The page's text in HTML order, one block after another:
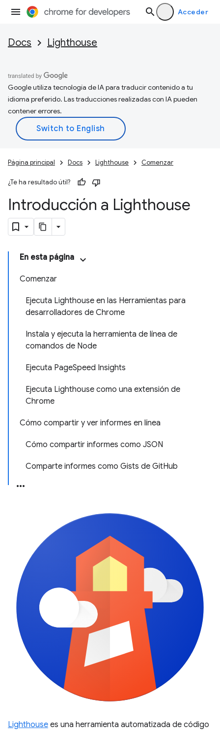
Acceder
Docs Lighthouse
Google utiliza tecnología de IA para traducir contenido a tu
idioma preferido. Las traducciones realizadas con IA pueden
contener errores.
Página principal Docs Lighthouse Comenzar
¿Te ha resultado útil?
Introducción a Lighthouse
En esta página
Comenzar
Ejecuta Lighthouse en las Herramientas para
desarrolladores de Chrome
Instala y ejecuta la herramienta de línea de
comandos de Node
Ejecuta PageSpeed Insights
Ejecuta Lighthouse como una extensión de
Chrome
Cómo compartir y ver informes en línea
Cómo compartir informes como JSON
Comparte informes como Gists de GitHub
Lighthouse es una herramienta automatizada de código